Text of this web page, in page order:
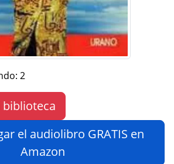
2
el audiolibro GRATIS en
Amazon